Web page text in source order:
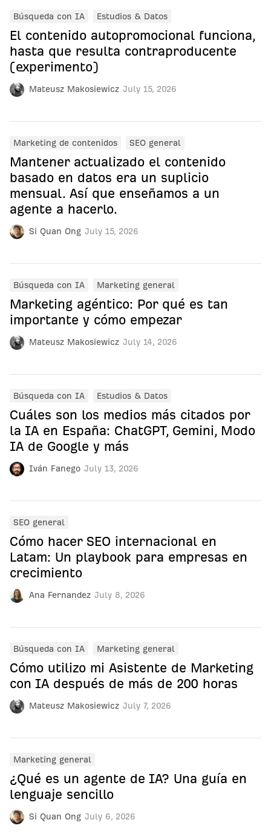
Mateusz Makosiewicz July 15, 2026
Búsqueda con IA Estudios & Datos
El contenido autopromocional funciona,
hasta que resulta contraproducente
(experimento)
Si Quan Ong July 15, 2026
Marketing de contenidos SEO general
Mantener actualizado el contenido
basado en datos era un suplicio
mensual. Así que enseñamos a un
agente a hacerlo.
Mateusz Makosiewicz July 14, 2026
Búsqueda con IA Marketing general
Marketing agéntico: Por qué es tan
importante y cómo empezar
Iván Fanego July 13, 2026
Búsqueda con IA Estudios & Datos
Cuáles son los medios más citados por
la IA en España: ChatGPT, Gemini, Modo
IA de Google y más
Ana Fernandez July 8, 2026
SEO general
Cómo hacer SEO internacional en
Latam: Un playbook para empresas en
crecimiento
Mateusz Makosiewicz July 7, 2026
Búsqueda con IA Marketing general
Cómo utilizo mi Asistente de Marketing
con IA después de más de 200 horas
Si Quan Ong July 6, 2026
Marketing general
¿Qué es un agente de IA? Una guía en
lenguaje sencillo